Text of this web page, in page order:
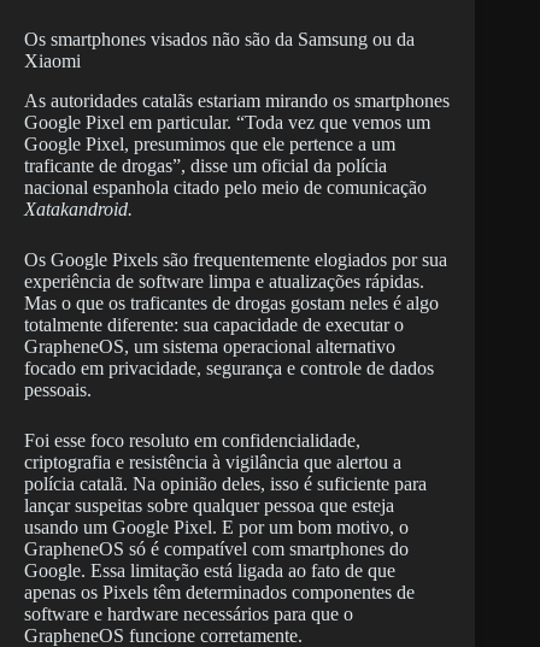
Os smartphones visados não são da Samsung ou da
Xiaomi
As autoridades catalãs estariam mirando os smartphones
Google Pixel em particular. “Toda vez que vemos um
Google Pixel, presumimos que ele pertence a um
traficante de drogas”, disse um oficial da polícia
nacional espanhola citado pelo meio de comunicação
Xatakandroid.
Os Google Pixels são frequentemente elogiados por sua
experiência de software limpa e atualizações rápidas.
Mas o que os traficantes de drogas gostam neles é algo
totalmente diferente: sua capacidade de executar o
GrapheneOS, um sistema operacional alternativo
focado em privacidade, segurança e controle de dados
pessoais.
Foi esse foco resoluto em confidencialidade,
criptografia e resistência à vigilância que alertou a
polícia catalã. Na opinião deles, isso é suficiente para
lançar suspeitas sobre qualquer pessoa que esteja
usando um Google Pixel. E por um bom motivo, o
GrapheneOS só é compatível com smartphones do
Google. Essa limitação está ligada ao fato de que
apenas os Pixels têm determinados componentes de
software e hardware necessários para que o
GrapheneOS funcione corretamente.